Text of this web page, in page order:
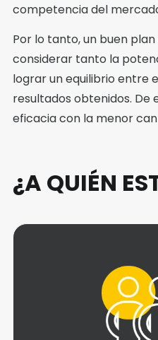
competencia del
Por lo tanto, un buen
considerar tanto la
lograr un equilibrio entre
resultados obtenidos. De
eficacia con la menor
¿A QUIÉN